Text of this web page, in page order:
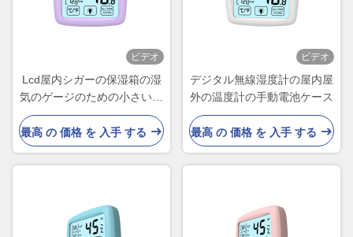
ビデオ
Lcd屋内シガーの保湿箱の湿
気のゲージのための小さいデ
ジタル体温計の湿度計
最高 の 価格 を 入手 する
ビデオ
デジタル無線湿度計の屋内屋
外の温度計の手動電池ケース
最高 の 価格 を 入手 する